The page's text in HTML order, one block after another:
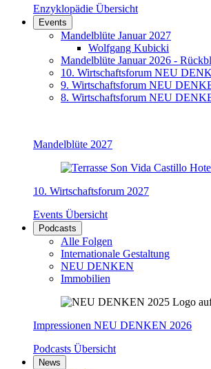
Enzyklopädie Übersicht
Events
Mandelblüte Januar 2027
Wolfgang Kubicki
Mandelblüte Januar 2026 -
10. Wirtschaftsforum NEU
9. Wirtschaftsforum NEU
8. Wirtschaftsforum NEU
Mandelblüte 2027
10. Wirtschaftsforum 2027
Events Übersicht
Podcasts
Alle Folgen
Internationale Gestaltung
NEU DENKEN
Immobilien
Impressionen NEU DENKEN 2026
Podcasts Übersicht
News